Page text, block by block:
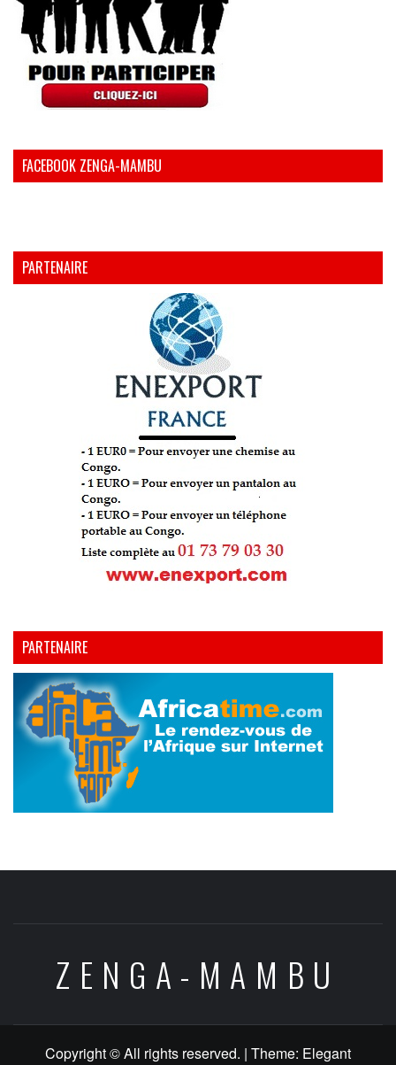
FACEBOOK ZENGA-MAMBU
PARTENAIRE
PARTENAIRE
ZENGA-MAMBU
Copyright © All rights reserved. | Theme: Elegant